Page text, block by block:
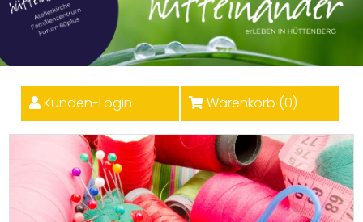
Kunden-Login Warenkorb (0)